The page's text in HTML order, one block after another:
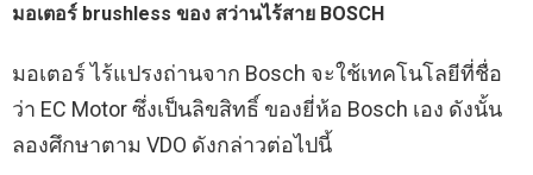
มอเตอร์ brushless ของ สว่านไร้สาย BOSCH
มอเตอร์ ไร้แปรงถ่านจาก Bosch จะใช้เทคโนโลยีที่ชื่อ
ว่า EC Motor ซึ่งเป็นลิขสิทธิ์ ของยี่ห้อ Bosch เอง ดังนั้น
ลองศึกษาตาม VDO ดังกล่าวต่อไปนี้